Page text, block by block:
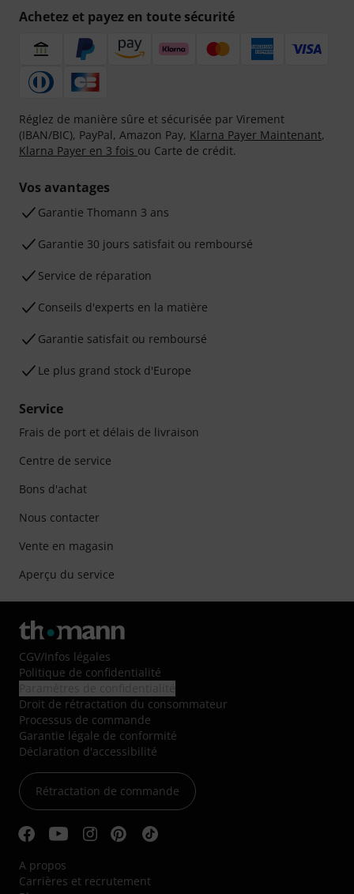
Achetez et payez en toute sécurité
Réglez de manière sûre et sécurisée par Virement
(IBAN/BIC), PayPal, Amazon Pay, Klarna Payer Maintenant,
Klarna Payer en 3 fois ou Carte de crédit.
Vos avantages
Ga­ran­tie Thomann 3 ans
Garantie 30 jours satisfait ou remboursé
Service de réparation
Conseils d'experts en la matière
Garantie satisfait ou remboursé
Le plus grand stock d'Europe
Service
Frais de port et délais de livraison
Centre de service
Bons d'achat
Nous contacter
Vente en magasin
Aperçu du service
CGV/Infos légales
Politique de confidentialité
Droit de rétractation du consommateur
Processus de commande
Garantie légale de conformité
Déclaration d'accessibilité
Rétractation de commande
A propos
Carrières et recrutement